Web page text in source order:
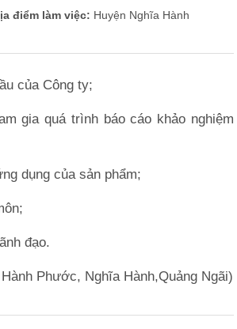
điểm làm việc: Huyện Nghĩa Hành
của Công ty;
gia quá trình báo cáo khảo nghiệm
dụng của sản phẩm;
đạo.
Phước, Nghĩa Hành,Quảng Ngãi)